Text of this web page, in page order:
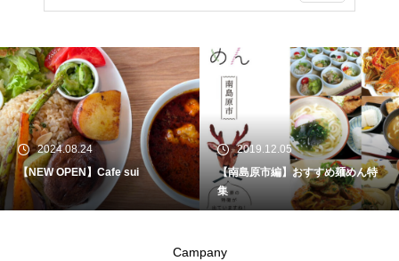
2024.08.24
【NEW OPEN】Cafe sui
2019.12.05
【南島原市編】おすすめ麺めん特
集
Campany